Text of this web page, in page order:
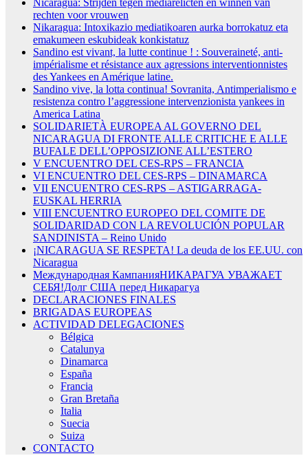
rechten voor vrouwen
Nikaragua: Intoxikazio mediatikoaren aurka borrokatuz eta
emakumeen eskubideak konkistatuz
Sandino est vivant, la lutte continue ! : Souveraineté, anti-
impérialisme et résistance aux agressions interventionnistes
des Yankees en Amérique latine.
Sandino vive, la lotta continua! Sovranita, Antimperialismo e
resistenza contro l’aggressione intervenzionista yankees in
America Latina
SOLIDARIETÀ EUROPEA AL GOVERNO DEL
NICARAGUA DI FRONTE ALLE CRITICHE E ALLE
BUFALE DELL’OPPOSIZIONE ALL’ESTERO
V ENCUENTRO DEL CES-RPS – FRANCIA
VI ENCUENTRO DEL CES-RPS – DINAMARCA
VII ENCUENTRO CES-RPS – ASTIGARRAGA-
EUSKAL HERRIA
VIII ENCUENTRO EUROPEO DEL COMITE DE
SOLIDARIDAD CON LA REVOLUCIÓN POPULAR
SANDINISTA – Reino Unido
¡NICARAGUA SE RESPETA! La deuda de los EE.UU. con
Nicaragua
Международная КампанияНИКАРАГУА УВАЖАЕТ
СЕБЯ!Долг США перед Никарагуа
DECLARACIONES FINALES
BRIGADAS EUROPEAS
ACTIVIDAD DELEGACIONES
Bélgica
Catalunya
Dinamarca
España
Francia
Gran Bretaña
Italia
Suecia
Suiza
CONTACTO